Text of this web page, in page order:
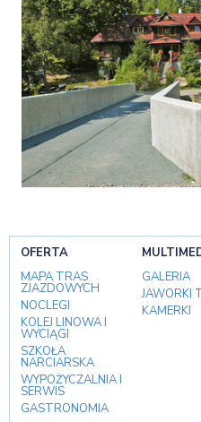
OFERTA
MAPA TRAS
ZJAZDOWYCH
NOCLEGI
KOLEJ LINOWA I
WYCIĄGI
SZKOŁA
NARCIARSKA
WYPOŻYCZALNIA I
SERWIS
GASTRONOMIA
GALERIA
JAWORKI
KAMERKI